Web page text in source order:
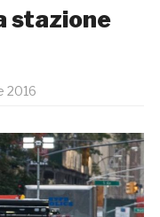
stazione
2016